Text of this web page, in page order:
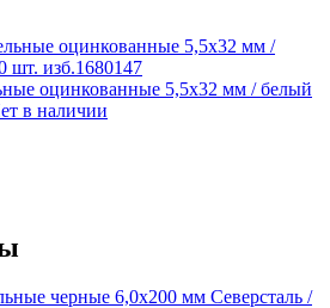
оцинкованные 5,5х32 мм / белый
в наличии